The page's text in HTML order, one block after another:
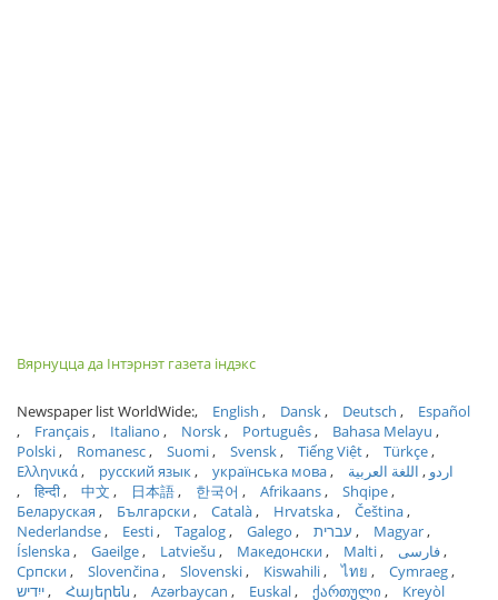
Вярнуцца да Інтэрнэт газета індэкс
Newspaper list WorldWide: English Dansk Deutsch
Español
Français
Italiano Norsk Português
Bahasa Melayu
Polski
Romanesc Suomi Svensk Tiếng Việt
Türkçe
Ελληνικά
русский язык українська мова اردو
اللغة العربية
हिन्दी
中文 日本語 한국어 Afrikaans
Shqipe
Беларуская
Български Català Hrvatska
Čeština
Nederlandse
Eesti Tagalog Galego עברית
Magyar
Íslenska
Gaeilge Latviešu Македонски Malti
فارسی
Српски
Slovenčina Slovenski Kiswahili ไทย
Cymraeg
ייִדיש
Հայերեն Azərbaycan Euskal ქართული Kreyòl